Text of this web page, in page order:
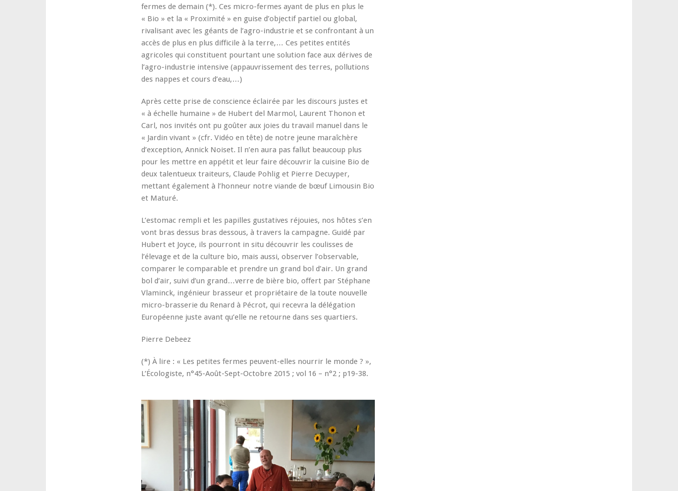
fermes de demain (*). Ces micro-fermes ayant de plus en plus le
« Bio » et la « Proximité » en guise d’objectif partiel ou global,
rivalisant avec les géants de l’agro-industrie et se confrontant à un
accès de plus en plus difficile à la terre,… Ces petites entités
agricoles qui constituent pourtant une solution face aux dérives de
l’agro-industrie intensive (appauvrissement des terres, pollutions
des nappes et cours d’eau,…)
Après cette prise de conscience éclairée par les discours justes et
« à échelle humaine » de Hubert del Marmol, Laurent Thonon et
Carl, nos invités ont pu goûter aux joies du travail manuel dans le
« Jardin vivant » (cfr. Vidéo en tête) de notre jeune maraîchère
d’exception, Annick Noiset. Il n’en aura pas fallut beaucoup plus
pour les mettre en appétit et leur faire découvrir la cuisine Bio de
deux talentueux traiteurs, Claude Pohlig et Pierre Decuyper,
mettant également à l’honneur notre viande de bœuf Limousin Bio
et Maturé.
L’estomac rempli et les papilles gustatives réjouies, nos hôtes s’en
vont bras dessus bras dessous, à travers la campagne. Guidé par
Hubert et Joyce, ils pourront in situ découvrir les coulisses de
l’élevage et de la culture bio, mais aussi, observer l’observable,
comparer le comparable et prendre un grand bol d’air. Un grand
bol d’air, suivi d’un grand…verre de bière bio, offert par Stéphane
Vlaminck, ingénieur brasseur et propriétaire de la toute nouvelle
micro-brasserie du Renard à Pécrot, qui recevra la délégation
Européenne juste avant qu’elle ne retourne dans ses quartiers.
Pierre Debeez
(*) À lire : « Les petites fermes peuvent-elles nourrir le monde ? »,
L’Écologiste, n°45-Août-Sept-Octobre 2015 ; vol 16 – n°2 ; p19-38.